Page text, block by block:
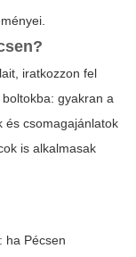
iratkozzon fel
gyakran a
és csomagajánlatok
is alkalmasak
ha Pécsen